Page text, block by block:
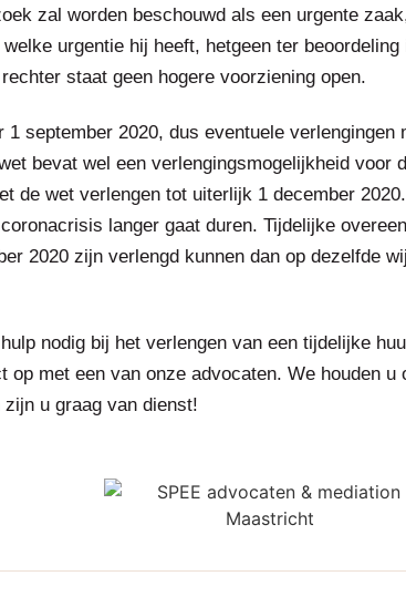
zal worden beschouwd als een urgente
urgentie hij heeft, hetgeen ter
staat geen hogere voorziening open.
1 september 2020, dus eventuele verlengingen
bevat wel een verlengingsmogelijkheid voor
de wet verlengen tot uiterlijk 1 december
langer gaat duren. Tijdelijke
2020 zijn verlengd kunnen dan op dezelfde
nodig bij het verlengen van een tijdelijke
op met een van onze advocaten. We houden u
u graag van dienst!